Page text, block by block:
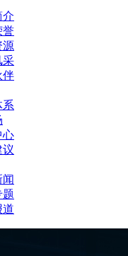
介
誉
源
采
伴
系
心
议
题
道